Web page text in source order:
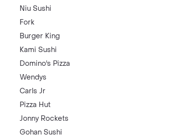
Niu Sushi
Fork
Burger King
Kami Sushi
Domino's Pizza
Wendys
Carls Jr
Pizza Hut
Jonny Rockets
Gohan Sushi